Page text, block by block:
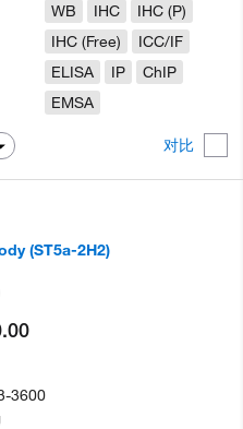
对比
WB
IHC
IHC (P)
IHC (Free)
ICC/IF
ELISA
IP
ChIP
EMSA
(ST5a-2H2)
3600